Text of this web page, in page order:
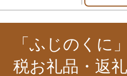
「ふじのくに
税お礼品・返